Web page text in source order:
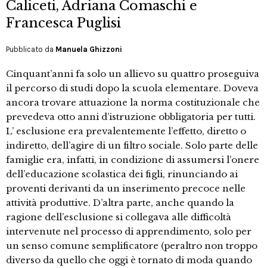
Caliceti, Adriana Comaschi e
Francesca Puglisi
Pubblicato da Manuela Ghizzoni
Cinquant’anni fa solo un allievo su quattro proseguiva
il percorso di studi dopo la scuola elementare. Doveva
ancora trovare attuazione la norma costituzionale che
prevedeva otto anni d’istruzione obbligatoria per tutti.
L’ esclusione era prevalentemente l’effetto, diretto o
indiretto, dell’agire di un filtro sociale. Solo parte delle
famiglie era, infatti, in condizione di assumersi l’onere
dell’educazione scolastica dei figli, rinunciando ai
proventi derivanti da un inserimento precoce nelle
attività produttive. D’altra parte, anche quando la
ragione dell’esclusione si collegava alle difficoltà
intervenute nel processo di apprendimento, solo per
un senso comune semplificatore (peraltro non troppo
diverso da quello che oggi è tornato di moda quando